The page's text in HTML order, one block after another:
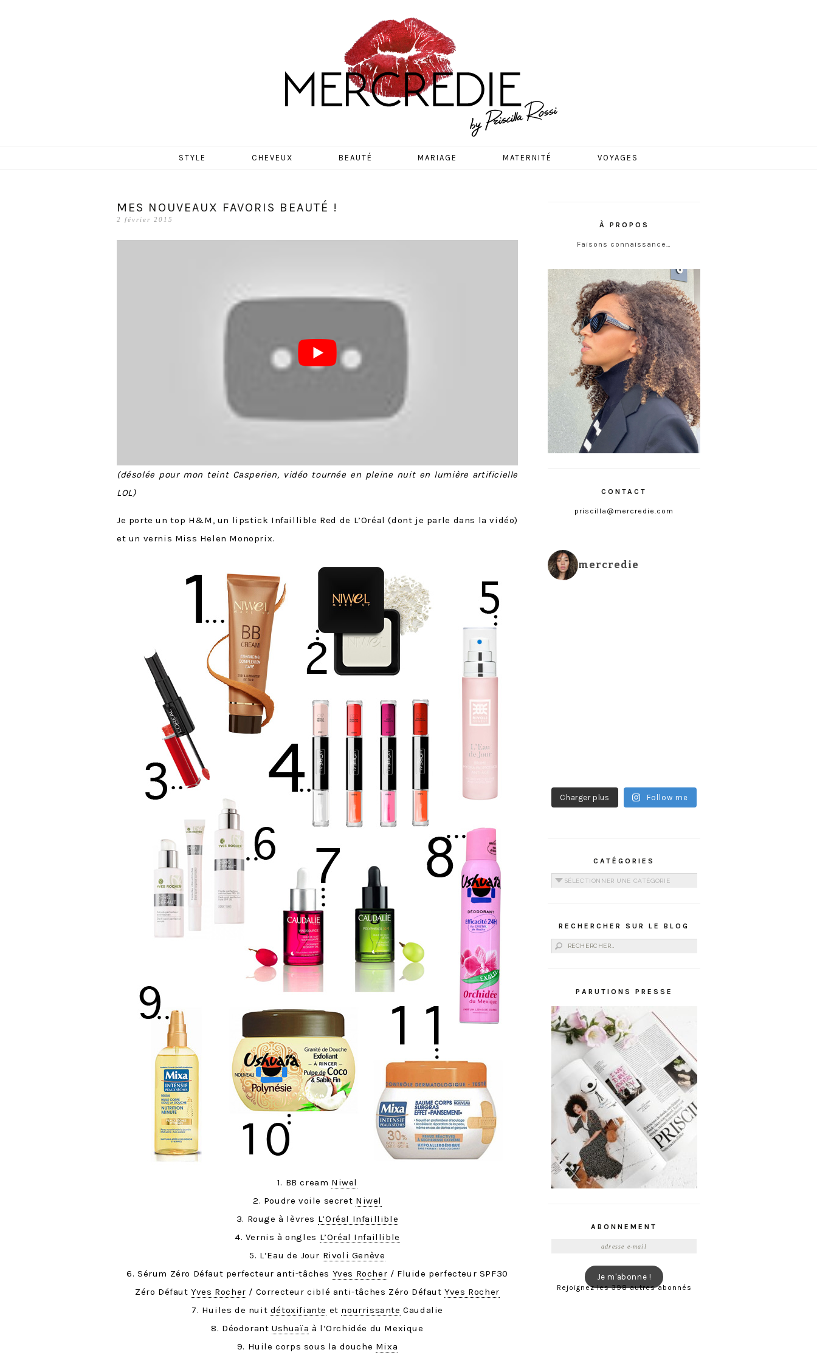
MERCREDIE
STYLE CHEVEUX BEAUTÉ MARIAGE MATERNITÉ VOYAGES
MES NOUVEAUX FAVORIS BEAUTÉ !
2 février 2015
(désolée pour mon teint Casperien, vidéo tournée en pleine nuit en lumière artificielle
LOL)
Je porte un top H&M, un lipstick Infaillible Red de L’Oréal (dont je parle dans la vidéo)
et un vernis Miss Helen Monoprix.
1. BB cream Niwel
2. Poudre voile secret Niwel
3. Rouge à lèvres L’Oréal Infaillible
4. Vernis à ongles L’Oréal Infaillible
5. L’Eau de Jour Rivoli Genève
6. Sérum Zéro Défaut perfecteur anti-tâches Yves Rocher / Fluide perfecteur SPF30
Zéro DéfautYves Rocher / Correcteur ciblé anti-tâches Zéro DéfautYves Rocher
7. Huiles de nuit détoxifiante et nourrissante Caudalie
8. DéodorantUshuaïa à l’Orchidée du Mexique
9. Huile corps sous la douche Mixa
À PROPOS
Faisons connaissance…
CONTACT
priscilla@mercredie.com
mercredie
Charger plus Follow me
CATÉGORIES
Catégories
RECHERCHER SUR LE BLOG
Rechercher :
PARUTIONS PRESSE
ABONNEMENT
Je m'abonne !
Rejoignez les 398 autres abonnés